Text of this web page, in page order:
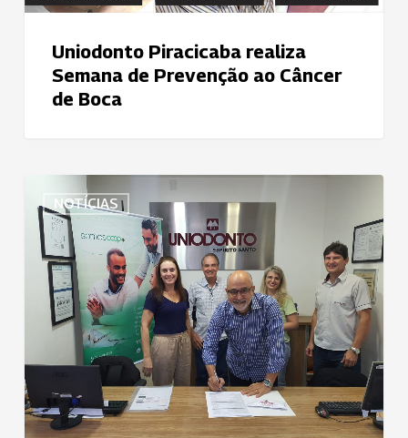
de
Uniodonto Piracicaba realiza
Semana de Prevenção ao Câncer
de Boca
NOTÍCIAS
Uniodonto
ES
firma
parceria
com
projeto
Casa
Verde